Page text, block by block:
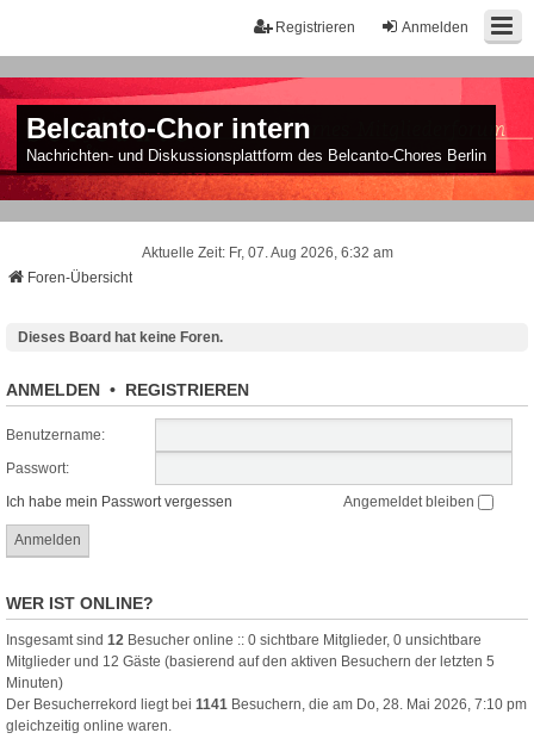
Anmelden
Registrieren
Belcanto-Chor intern
Nachrichten- und Diskussionsplattform des Belcanto-Chores Berlin
Aktuelle Zeit: Fr, 07. Aug 2026, 6:32 am
Foren-Übersicht
Dieses Board hat keine Foren.
ANMELDEN • REGISTRIEREN
Benutzername:
Passwort:
Ich habe mein Passwort vergessen
Angemeldet bleiben
WER IST ONLINE?
Insgesamt sind 12 Besucher online :: 0 sichtbare Mitglieder, 0 unsichtbare
Mitglieder und 12 Gäste (basierend auf den aktiven Besuchern der letzten 5
Minuten)
Der Besucherrekord liegt bei 1141 Besuchern, die am Do, 28. Mai 2026, 7:10 pm
gleichzeitig online waren.